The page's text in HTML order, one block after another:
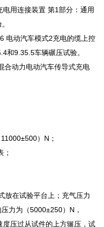
用连接装置 第1部分：通用
电动汽车模式2充电的缆上控
和9.35.5车辆碾压试验。
合动力电动汽车传导式充电
）N；
放在试验平台上；充气压力
力为（5000±250）N，
度压过从试件的上方辗压，试